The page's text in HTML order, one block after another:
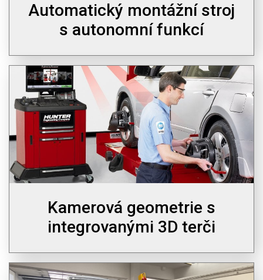
Automatický montážní stroj
s autonomní funkcí
Kamerová geometrie s
integrovanými 3D terči